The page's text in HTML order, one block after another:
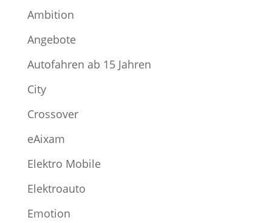
Ambition
Angebote
Autofahren ab 15 Jahren
City
Crossover
eAixam
Elektro Mobile
Elektroauto
Emotion